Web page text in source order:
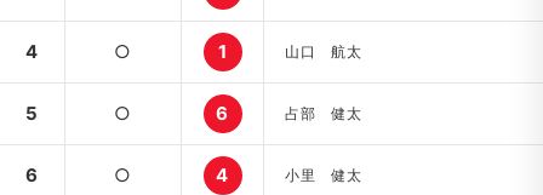
4 ○ 1 山口 航太
5 ○ 6 占部 健太
6 ○ 4 小里 健太